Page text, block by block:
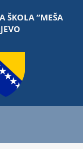
ŠKOLA “MEŠA